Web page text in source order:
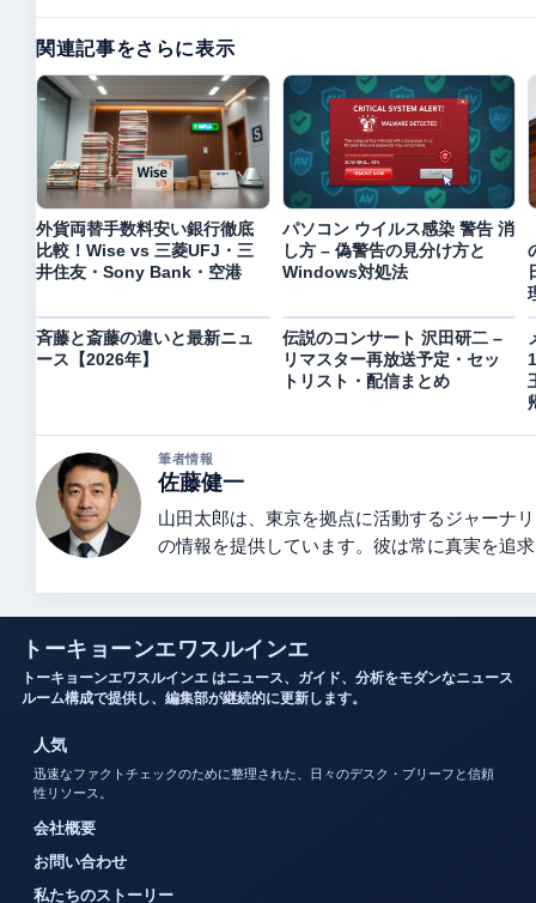
関連記事をさらに表示
外貨両替手数料安い銀行徹底
比較！Wise vs 三菱UFJ・三
井住友・Sony Bank・空港
パソコン ウイルス感染 警告 消
し方 – 偽警告の見分け方と
Windows対処法
斉藤と斎藤の違いと最新ニュ
ース【2026年】
伝説のコンサート 沢田研二 –
リマスター再放送予定・セッ
トリスト・配信まとめ
筆者情報
佐藤健一
山田太郎は、東京を拠点に活動するジャーナ
の情報を提供しています。彼は常に真実を追
トーキョーンエワスルインエ
トーキョーンエワスルインエ はニュース、ガイド、分析をモダンなニュース
ルーム構成で提供し、編集部が継続的に更新します。
人気
迅速なファクトチェックのために整理された、日々のデスク・ブリーフと信頼
性リソース。
会社概要
お問い合わせ
私たちのストーリー